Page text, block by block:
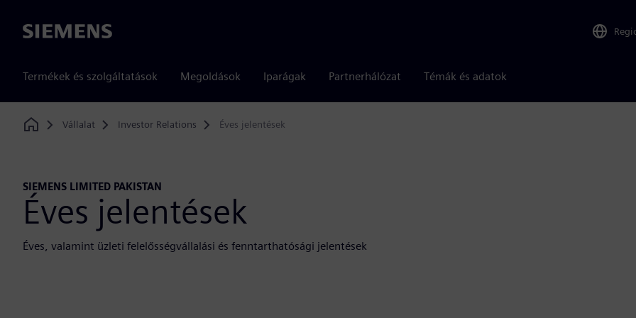
Siemens
Termékek és szolgáltatások Megoldások Iparágak Partnerhálózat Témák és adatok
Home
Vállalat Investor Relations Éves jelentések
SIEMENS LIMITED PAKISTAN
Éves jelentések
Éves, valamint üzleti felelősségvállalási és fenntarthatósági jelentések